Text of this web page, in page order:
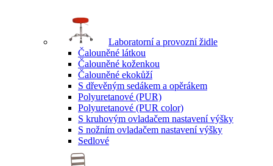
Laboratorní a provozní židle
Čalouněné látkou
Čalouněné koženkou
Čalouněné ekokůží
S dřevěným sedákem a opěrákem
Polyuretanové (PUR)
Polyuretanové (PUR color)
S kruhovým ovladačem nastavení výšky
S nožním ovladačem nastavení výšky
Sedlové